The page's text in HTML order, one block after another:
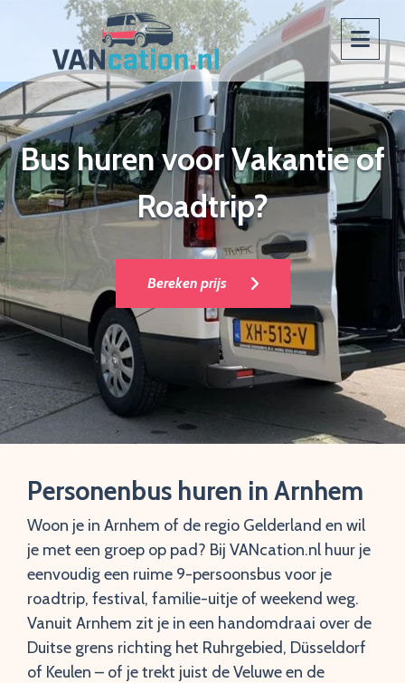
Bus huren voor Vakantie of
Roadtrip?
Bereken prijs
Personenbus huren in Arnhem
Woon je in Arnhem of de regio Gelderland en wil
je met een groep op pad? Bij VANcation.nl huur je
eenvoudig een ruime 9-persoonsbus voor je
roadtrip, festival, familie-uitje of weekend weg.
Vanuit Arnhem zit je in een handomdraai over de
Duitse grens richting het Ruhrgebied, Düsseldorf
of Keulen – of je trekt juist de Veluwe en de